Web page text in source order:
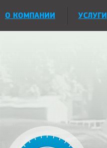
О КОМПАНИИ УСЛУГИ